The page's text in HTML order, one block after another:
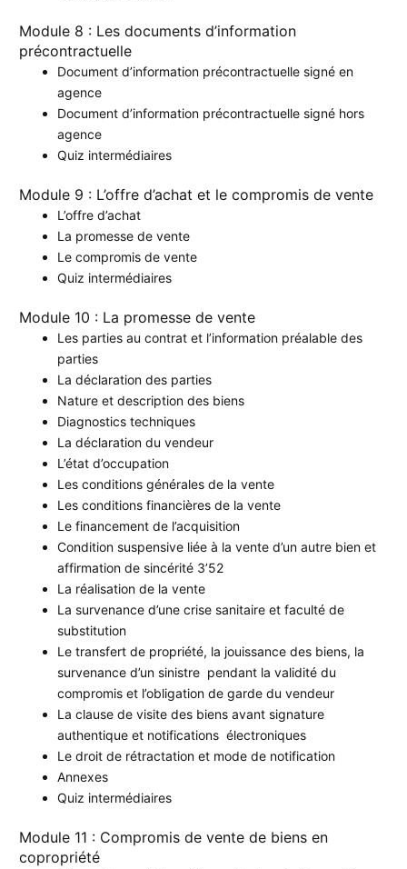
Module 8 : Les documents d’information
précontractuelle
Document d’information précontractuelle signé en
agence
Document d’information précontractuelle signé hors
agence
Quiz intermédiaires
Module 9 : L’offre d’achat et le compromis de vente
L’offre d’achat
La promesse de vente
Le compromis de vente
Quiz intermédiaires
Module 10 : La promesse de vente
Les parties au contrat et l’information préalable des
parties
La déclaration des parties
Nature et description des biens
Diagnostics techniques
La déclaration du vendeur
L’état d’occupation
Les conditions générales de la vente
Les conditions financières de la vente
Le financement de l’acquisition
Condition suspensive liée à la vente d’un autre bien et
affirmation de sincérité 3’52
La réalisation de la vente
La survenance d’une crise sanitaire et faculté de
substitution
Le transfert de propriété, la jouissance des biens, la
survenance d’un sinistre pendant la validité du
compromis et l’obligation de garde du vendeur
La clause de visite des biens avant signature
authentique et notifications électroniques
Le droit de rétractation et mode de notification
Annexes
Quiz intermédiaires
Module 11 : Compromis de vente de biens en
copropriété